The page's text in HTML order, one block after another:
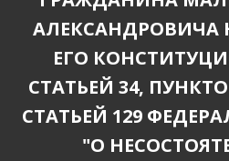
АЛЕКСАНДРОВИЧА
ЕГО
СТАТЬЕЙ 34,
СТАТЬЕЙ 129
"О